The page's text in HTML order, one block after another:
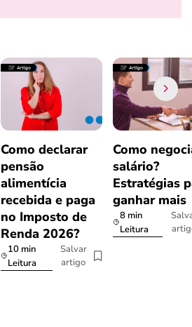
Como declarar
pensão
alimentícia
recebida e paga
no Imposto de
Renda 2026?
10 min
Leitura
Salvar
artigo
Como
salário?
Estratégias
ganhar mais
8 min
Leitura